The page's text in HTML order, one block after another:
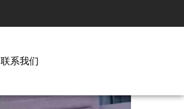
联系我们